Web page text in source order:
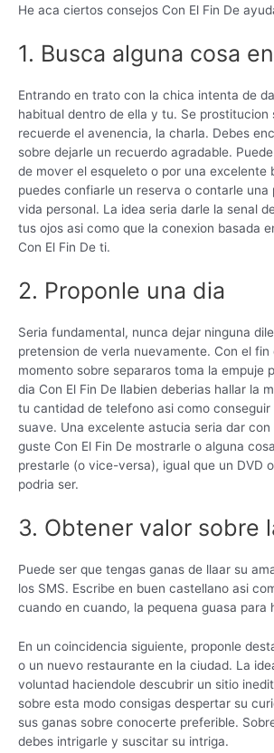
He aca ciertos consejos Con El Fin De
1. Busca alguna cosa
Entrando en trato con la chica intenta de
habitual dentro de ella y tu. Se prostitucion
recuerde el avenencia, la charla. Debes
sobre dejarle un recuerdo agradable.
de mover el esqueleto o por una excelente
puedes confiarle un reserva o contarle una
vida personal. La idea seri­a darle la senal
tus ojos asi­ como que la conexion basada
Con El Fin De ti.
2. Proponle una dia
Seri­a fundamental, nunca dejar ninguna
pretension de verla nuevamente. Con el fin
momento sobre separaros toma la empuje
dia Con El Fin De llabien deberias hallar la
tu cantidad de telefono asi­ como conseguir
suave. Una excelente astucia seri­a dar
guste Con El Fin De mostrarle o alguna
prestarle (o vice-versa), igual que un DVD
podri­a ser.
3. Obtener valor sobre
Puede ser que tengas ganas de llaar su
los SMS. Escribe en buen castellano asi­
cuando en cuando, la pequena guasa para
En un coincidencia siguiente, proponle
o un nuevo restaurante en la ciudad. La
voluntad haciendole descubrir un sitio
sobre esta modo consigas despertar su
sus ganas sobre conocerte preferible.
debes intrigarle y suscitar su intriga.